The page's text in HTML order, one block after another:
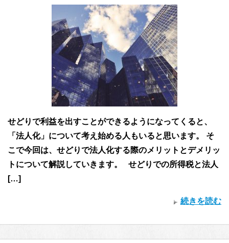
せどりで利益を出すことができるようになってくると、
「法人化」について考え始める人もいると思います。 そ
こで今回は、せどりで法人化する際のメリットとデメリッ
トについて解説していきます。 せどりでの所得税と法人
[…]
続きを読む